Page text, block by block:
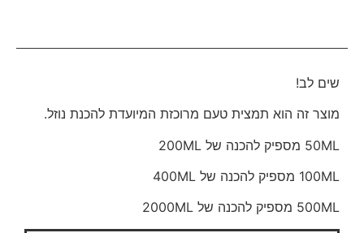
שים לב!
מוצר זה הוא תמצית טעם מרוכזת המיועדת להכנת נוזל.
50ML מספיק להכנה של 200ML
100ML מספיק להכנה של 400ML
500ML מספיק להכנה של 2000ML